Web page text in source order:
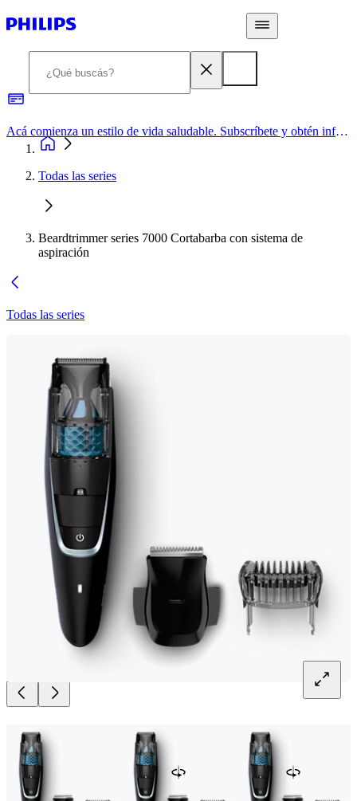
Acá comienza un estilo de vida saludable. Subscríbete y obtén información de primera mano
Todas las series
Beardtrimmer series 7000 Cortabarba con sistema de
aspiración
Todas las series